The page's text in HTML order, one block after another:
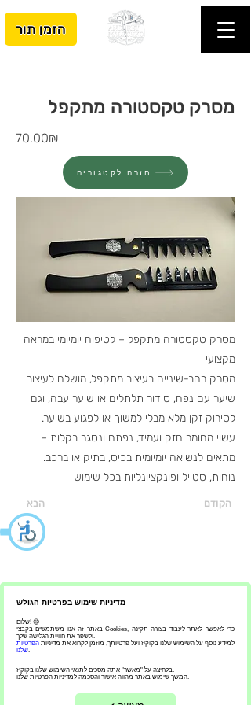
מדיניות שימוש בפרטיות הגולש
שלום! 😊
באתר זה אנו משתמשים בקבצי Cookies, כדי לאפשר לאתר לעבוד בצורה תקינה
ולשפר את חוויית הגלישה שלך.
למידע נוסף על השימוש שלנו בקוקיז ועל פרטיותך, מוזמן לקרוא את מדיניות הפרטיות
שלנו.
בלחיצה על "מאשר" אתה מסכים לתנאי השימוש שלנו בקוקיז.
המשך שימוש באתר מהווה אישור והסכמה למדיניות הפרטיות שלנו.
הזמן תור
מסרק טקסטורה מתקפל
70.00₪
חזרה לקטגוריה
מסרק טקסטורה מתקפל – לטיפוח יומיומי במראה
מקצועי
מסרק רחב-שיניים בעיצוב מתקפל, מושלם לעיצוב
שיער עם נפח, סידור תלתלים או שיער עבה, וגם
לסירוק זקן מלא מבלי למשוך או לפגוע בשיער.
עשוי מחומר חזק ועמיד, נפתח ונסגר בקלות –
מתאים לנשיאה יומיומית בכיס, בתיק או ברכב.
נוחות, סטייל ופונקציונליות בכל שימוש
הבא הקודם
- אנדריי מלישקו ברבר שופ - עיצוב
שיער לגברים וילדים - מספרת אנדריי
מלישקו